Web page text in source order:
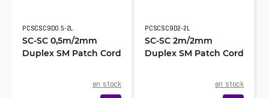
PCSCSC9D0.5-2L
SC-SC 0,5m/2mm
Duplex SM Patch Cord
en stock
PCSCSC9D2-2L
SC-SC 2m/2mm
Duplex SM Patch Cord
en stock